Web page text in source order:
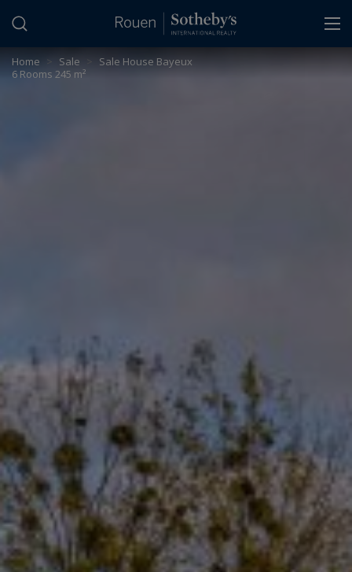
Home > Sale > Sale House Bayeux
6 Rooms 245 m²